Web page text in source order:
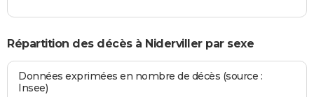
Répartition des décès à Niderviller par sexe
Données exprimées en nombre de décès (source :
Insee)